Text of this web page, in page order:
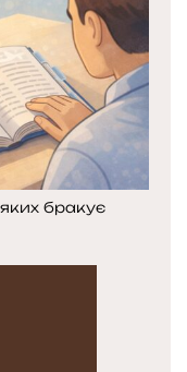
яких бракує